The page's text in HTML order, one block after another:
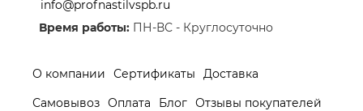
info@profnastilvspb.ru
Время работы: ПН-ВС - Круглосуточно
О компании Сертификаты
Доставка
Самовывоз Оплата Блог Отзывы покупателей